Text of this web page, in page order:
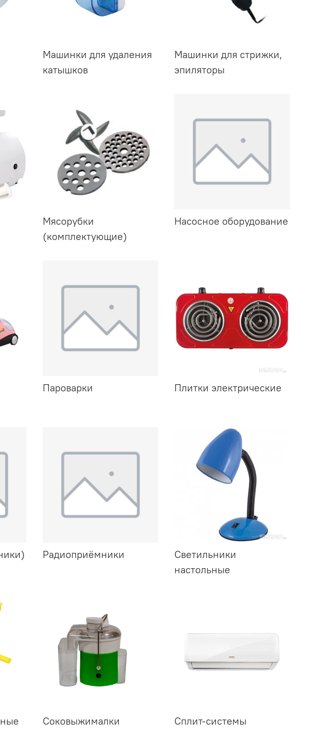
Машинки для удаления
катышков
Машинки для стрижки,
эпиляторы
Мясорубки
(комплектующие)
Насосное оборудование
Пароварки Плитки электрические
Радиоприёмники
Светильники
настольные
Соковыжималки Сплит-системы